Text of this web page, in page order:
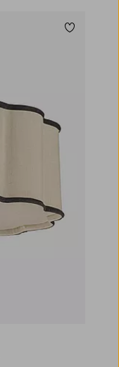
Lägg till i